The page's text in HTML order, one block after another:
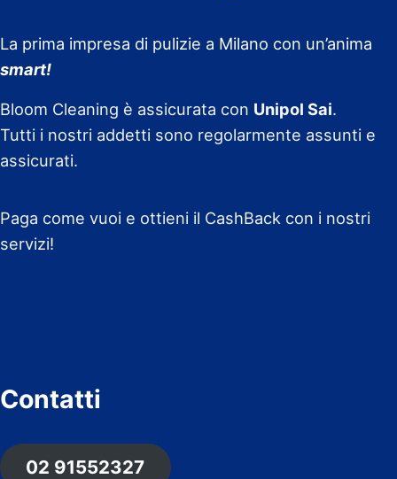
La prima impresa di pulizie a Milano con un’anima
smart!
Bloom Cleaning è assicurata con Unipol Sai.
Tutti i nostri addetti sono regolarmente assunti e
assicurati.
Paga come vuoi e ottieni il CashBack con i nostri
servizi!
Contatti
02 91552327